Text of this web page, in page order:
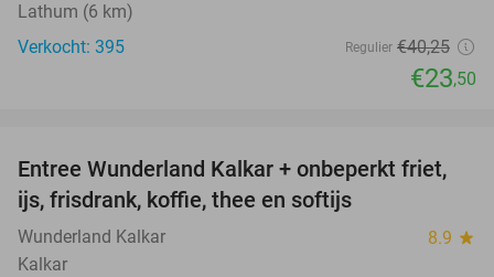
Lathum (6 km)
Verkocht: 395
Regulier €40,25
€23,50
32%
Entree Wunderland Kalkar + onbeperkt friet,
ijs, frisdrank, koffie, thee en softijs
Wunderland Kalkar 8.9 star
Kalkar